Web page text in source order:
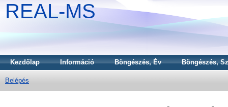
REAL-MS
Kezdőlap Információ Böngészés, Év Böngészés,
Belépés